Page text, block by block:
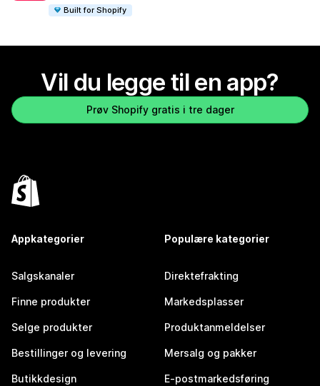
Built for Shopify
Vil du legge til en app?
Prøv Shopify gratis i tre dager
Appkategorier
Salgskanaler
Finne produkter
Selge produkter
Bestillinger og levering
Butikkdesign
Populære kategorier
Direktefrakting
Markedsplasser
Produktanmeldelser
Mersalg og pakker
E-postmarkedsføring